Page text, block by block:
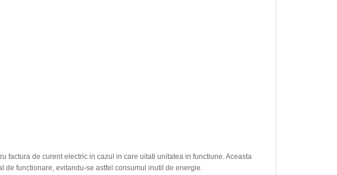
factura de curent electric in cazul in care uitati unitatea in functiune. Aceasta
functionare, evitandu-se astfel consumul inutil de energie.